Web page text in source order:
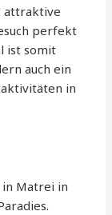
attraktive
perfekt
ist somit
auch ein
in
Matrei in